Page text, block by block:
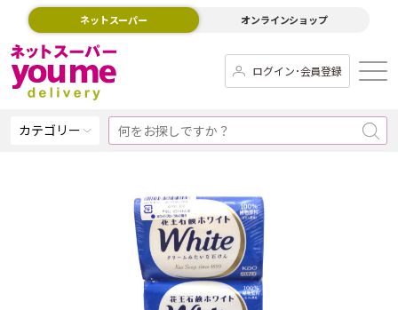
ネットスーパー オンラインショップ
ログイン･会員登録
カテゴリー